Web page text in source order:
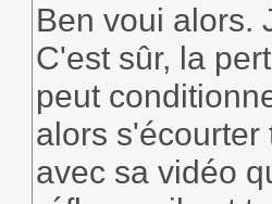
Ben voui alors.
C'est sûr, la
peut
alors s'écourter
avec sa vidéo